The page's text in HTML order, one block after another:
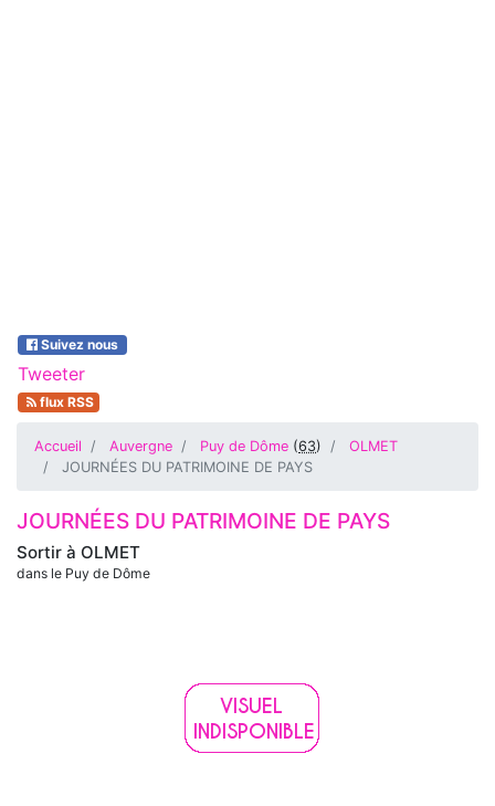
Suivez nous
Tweeter
flux RSS
Accueil Auvergne Puy de Dôme (63)
OLMET
JOURNÉES DU PATRIMOINE DE PAYS
Sortir à OLMET
dans le Puy de Dôme
JOURNÉES DU PATRIMOINE DE PAYS